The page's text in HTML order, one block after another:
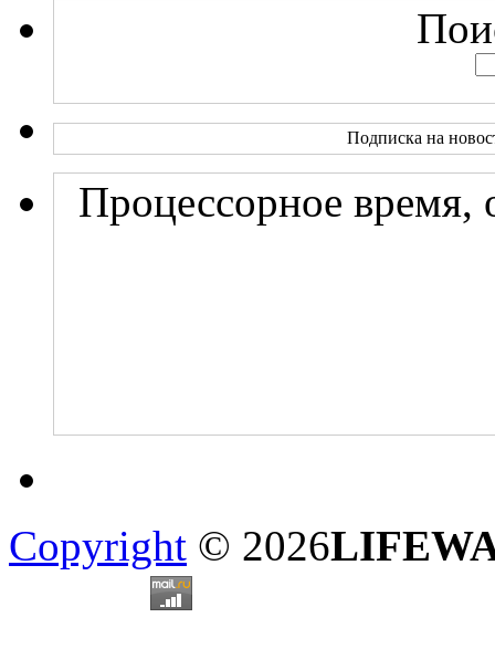
Подписка на
Процессорное время,
Copyright © 2026